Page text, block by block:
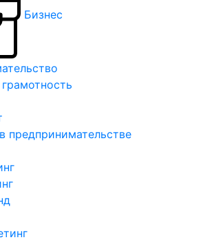
Бизнес
предпринимательстве